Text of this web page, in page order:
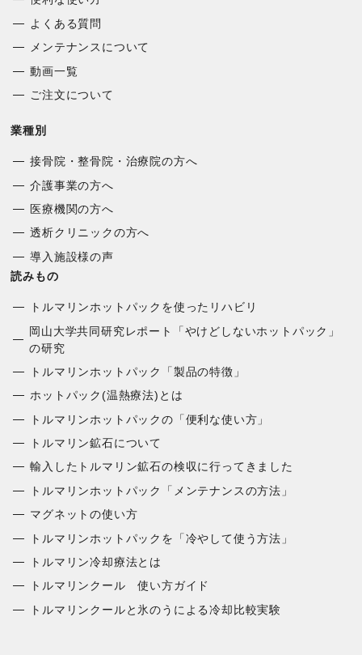
よくある質問
メンテナンスについて
動画一覧
ご注文について
業種別
接骨院・整骨院・治療院の方へ
介護事業の方へ
医療機関の方へ
透析クリニックの方へ
導入施設様の声
読みもの
トルマリンホットパックを使ったリハビリ
岡山大学共同研究レポート「やけどしないホットパック」
の研究
トルマリンホットパック「製品の特徴」
ホットパック(温熱療法)とは
トルマリンホットパックの「便利な使い方」
トルマリン鉱石について
輸入したトルマリン鉱石の検収に行ってきました
トルマリンホットパック「メンテナンスの方法」
マグネットの使い方
トルマリンホットパックを「冷やして使う方法」
トルマリン冷却療法とは
トルマリンクール 使い方ガイド
トルマリンクールと氷のうによる冷却比較実験